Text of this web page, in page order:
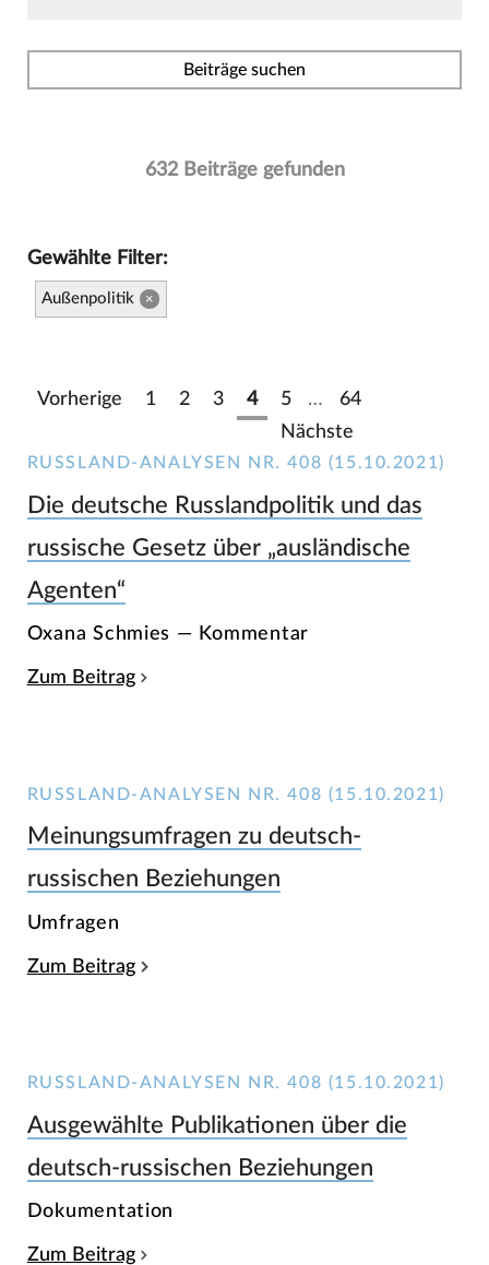
Beiträge suchen
632 Beiträge gefunden
Gewählte Filter:
Außenpolitik ×
Vorherige 1 2 3 4 5 …
64
Nächste
RUSSLAND-ANALYSEN NR. 408 (15.10.2021)
Die deutsche Russlandpolitik und das
russische Gesetz über „ausländische
Agenten“
Oxana Schmies — Kommentar
Zum Beitrag
RUSSLAND-ANALYSEN NR. 408 (15.10.2021)
Meinungsumfragen zu deutsch-
russischen Beziehungen
Umfragen
Zum Beitrag
RUSSLAND-ANALYSEN NR. 408 (15.10.2021)
Ausgewählte Publikationen über die
deutsch-russischen Beziehungen
Dokumentation
Zum Beitrag